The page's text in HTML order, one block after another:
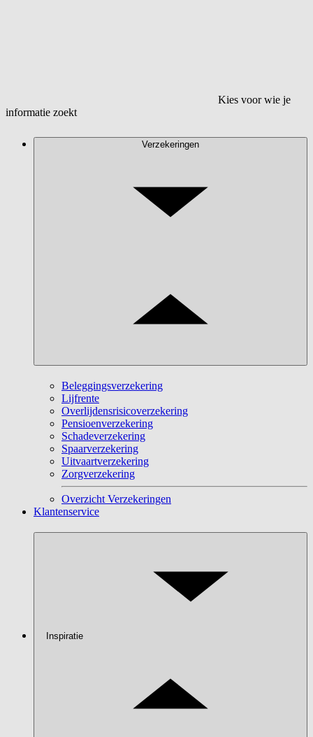
Kies voor wie je
informatie zoekt
Verzekeringen
Beleggingsverzekering
Lijfrente
Overlijdensrisicoverzekering
Pensioenverzekering
Schadeverzekering
Spaarverzekering
Uitvaartverzekering
Zorgverzekering
Overzicht Verzekeringen
Klantenservice
Inspiratie